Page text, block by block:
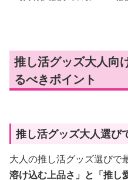
推し活グッズ大人向
るべきポイント
推し活グッズ大人選び
大人の推し活グッズ選びで
溶け込む上品さ」と「推し